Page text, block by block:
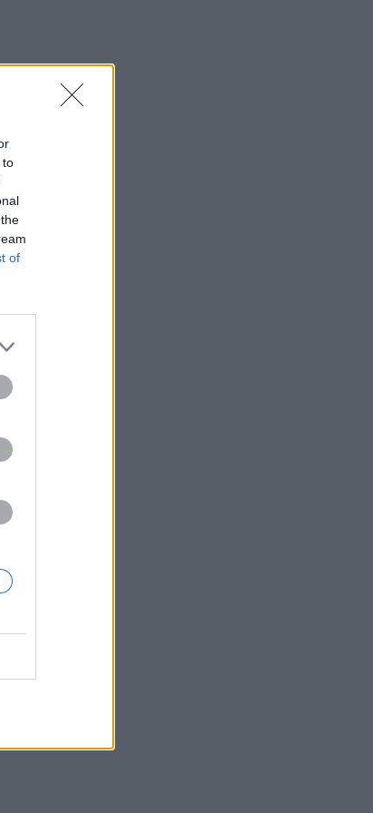
to
of
Ελάχιστες οι θέσεις στο Ηράκλειο
«Καμίνι» τις επόμενες ημέρες η Κρήτη